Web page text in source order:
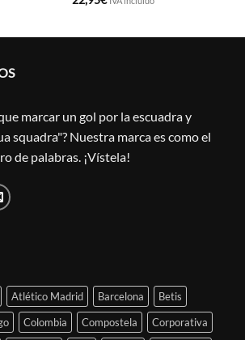
marcar un gol por la escuadra y
squadra"? Nuestra marca es como el
de palabras. ¡Vístela!
Atlético Madrid Barcelona
Betis
Colombia Compostela
Corporativa